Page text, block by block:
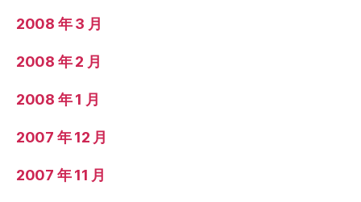
2008 年 3 月
2008 年 2 月
2008 年 1 月
2007 年 12 月
2007 年 11 月